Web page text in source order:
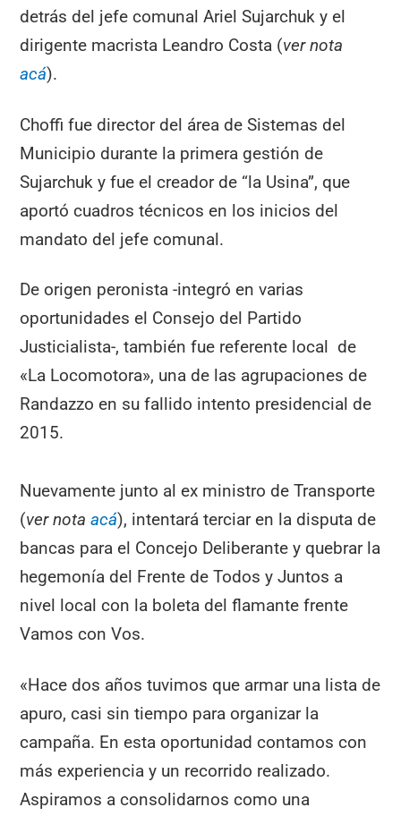
detrás del jefe comunal Ariel Sujarchuk y el
dirigente macrista Leandro Costa (ver nota
acá).
Choffi fue director del área de Sistemas del
Municipio durante la primera gestión de
Sujarchuk y fue el creador de “la Usina”, que
aportó cuadros técnicos en los inicios del
mandato del jefe comunal.
De origen peronista -integró en varias
oportunidades el Consejo del Partido
Justicialista-, también fue referente local de
«La Locomotora», una de las agrupaciones de
Randazzo en su fallido intento presidencial de
2015.
Nuevamente junto al ex ministro de Transporte
(ver notaacá), intentará terciar en la disputa de
bancas para el Concejo Deliberante y quebrar la
hegemonía del Frente de Todos y Juntos a
nivel local con la boleta del flamante frente
Vamos con Vos.
«Hace dos años tuvimos que armar una lista de
apuro, casi sin tiempo para organizar la
campaña. En esta oportunidad contamos con
más experiencia y un recorrido realizado.
Aspiramos a consolidarnos como una